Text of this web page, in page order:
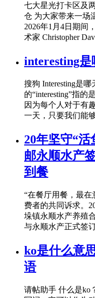
七大星光打卡区及
仓 为大家带来一场
2026年1月4日期间
术家 Christopher
interesting
搜狗 Interesting是
的“interesting”指的
因为每个人对于有
一天，只要我们能
20年坚守“
邮永顺水产
到餐
“在餐厅用餐，最在
费者的共同诉求。
垛镇永顺水产养殖
与永顺水产正式签
ko是什么意
语
请帖助手 什么是ko